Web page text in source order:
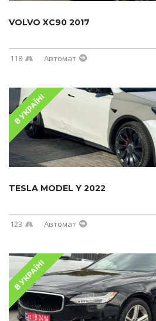
VOLVO XC90 2017
118 Автомат
В УКРАЇНІ
TESLA MODEL Y 2022
123 Автомат
В УКРАЇНІ